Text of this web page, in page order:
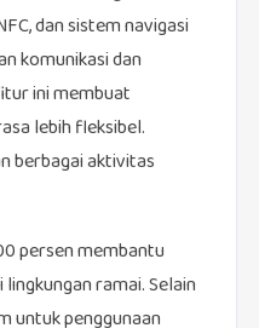
dan sistem navigasi
komunikasi dan
ini membuat
lebih fleksibel.
berbagai aktivitas
persen membantu
ramai. Selain
untuk penggunaan